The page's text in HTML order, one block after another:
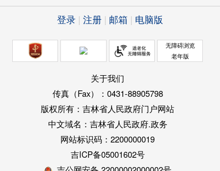
登录 注册 邮箱 电脑版
无障碍浏览
老年版
关于我们
传真（Fax）：0431-88905798
版权所有：吉林省人民政府门户网站
中文域名：吉林省人民政府.政务
网站标识码：2200000019
吉ICP备05001602号